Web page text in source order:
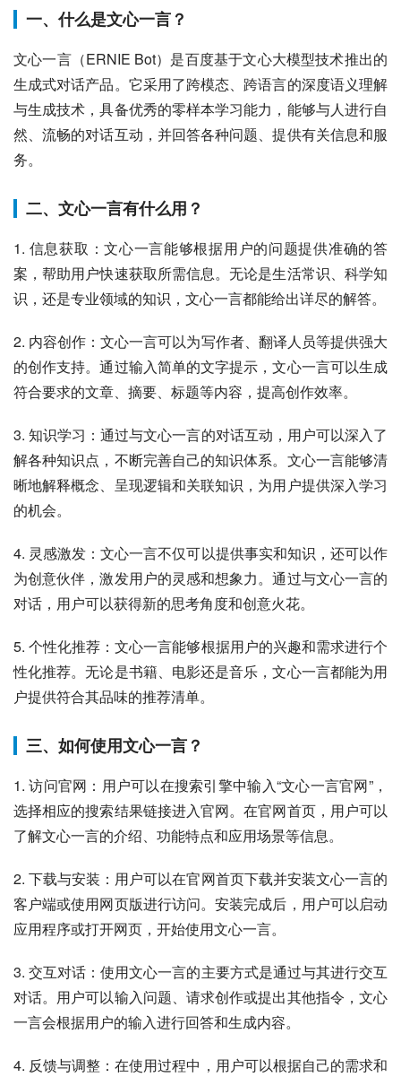
一、什么是文心一言？
文心一言（ERNIE Bot）是百度基于文心大模型技术推出的
生成式对话产品。它采用了跨模态、跨语言的深度语义理解
与生成技术，具备优秀的零样本学习能力，能够与人进行自
然、流畅的对话互动，并回答各种问题、提供有关信息和服
务。
二、文心一言有什么用？
1. 信息获取：文心一言能够根据用户的问题提供准确的答
案，帮助用户快速获取所需信息。无论是生活常识、科学知
识，还是专业领域的知识，文心一言都能给出详尽的解答。
2. 内容创作：文心一言可以为写作者、翻译人员等提供强大
的创作支持。通过输入简单的文字提示，文心一言可以生成
符合要求的文章、摘要、标题等内容，提高创作效率。
3. 知识学习：通过与文心一言的对话互动，用户可以深入了
解各种知识点，不断完善自己的知识体系。文心一言能够清
晰地解释概念、呈现逻辑和关联知识，为用户提供深入学习
的机会。
4. 灵感激发：文心一言不仅可以提供事实和知识，还可以作
为创意伙伴，激发用户的灵感和想象力。通过与文心一言的
对话，用户可以获得新的思考角度和创意火花。
5. 个性化推荐：文心一言能够根据用户的兴趣和需求进行个
性化推荐。无论是书籍、电影还是音乐，文心一言都能为用
户提供符合其品味的推荐清单。
三、如何使用文心一言？
1. 访问官网：用户可以在搜索引擎中输入“文心一言官网”，
选择相应的搜索结果链接进入官网。在官网首页，用户可以
了解文心一言的介绍、功能特点和应用场景等信息。
2. 下载与安装：用户可以在官网首页下载并安装文心一言的
客户端或使用网页版进行访问。安装完成后，用户可以启动
应用程序或打开网页，开始使用文心一言。
3. 交互对话：使用文心一言的主要方式是通过与其进行交互
对话。用户可以输入问题、请求创作或提出其他指令，文心
一言会根据用户的输入进行回答和生成内容。
4. 反馈与调整：在使用过程中，用户可以根据自己的需求和